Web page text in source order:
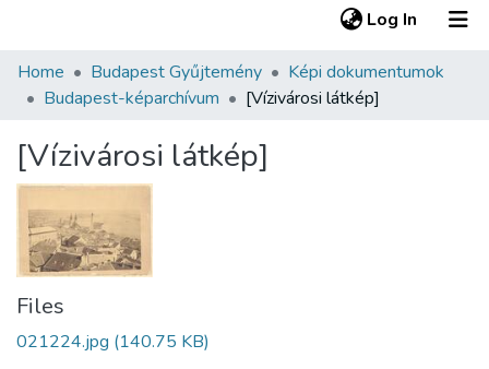
Log In (current)
Communities & Collections
Statistics
About us
Home Budapest Gyűjtemény
Képi dokumentumok
Budapest-képarchívum
[Vízivárosi látkép]
[Vízivárosi látkép]
Files
021224.jpg (140.75 KB)